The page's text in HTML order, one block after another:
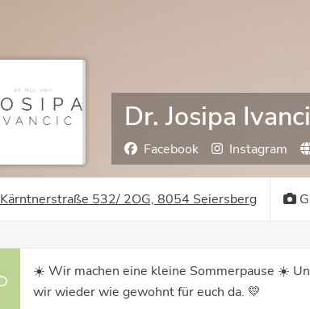
Dr. Josipa
Facebook Instagram
Kärntnerstraße 532/ 2OG, 8054 Seiersberg
☀️ Wir machen eine kleine Sommerpause ☀️
wir wieder wie gewohnt für euch da. 💛